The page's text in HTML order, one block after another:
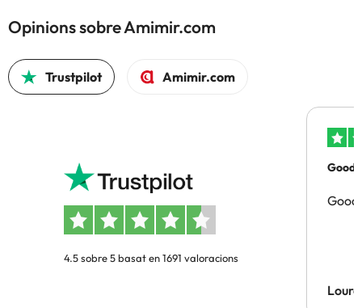
Opinions sobre Amimir.com
Trustpilot Amimir.com
4.5 sobre 5 basat en 1691 valoracions
Good
Good